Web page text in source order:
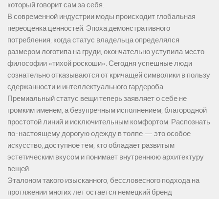
который говорит сам за себя.
В современной индустрии моды происходит глобальная
переоценка ценностей. Эпоха демонстративного
потребления, когда статус владельца определялся
размером логотипа на груди, окончательно уступила место
философии «тихой роскоши». Сегодня успешные люди
сознательно отказываются от кричащей символики в пользу
сдержанности и интеллектуального гардероба.
Премиальный статус вещи теперь заявляет о себе не
громким именем, а безупречным исполнением, благородной
простотой линий и исключительным комфортом. Распознать
по-настоящему дорогую одежду в толпе — это особое
искусство, доступное тем, кто обладает развитым
эстетическим вкусом и понимает внутреннюю архитектуру
вещей.
Эталоном такого изысканного, бессловесного подхода на
протяжении многих лет остается немецкий бренд